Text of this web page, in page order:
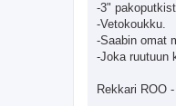
-3"
-Vetokoukku.
-Saabin omat
-Joka ruutuun
Rekkari ROO